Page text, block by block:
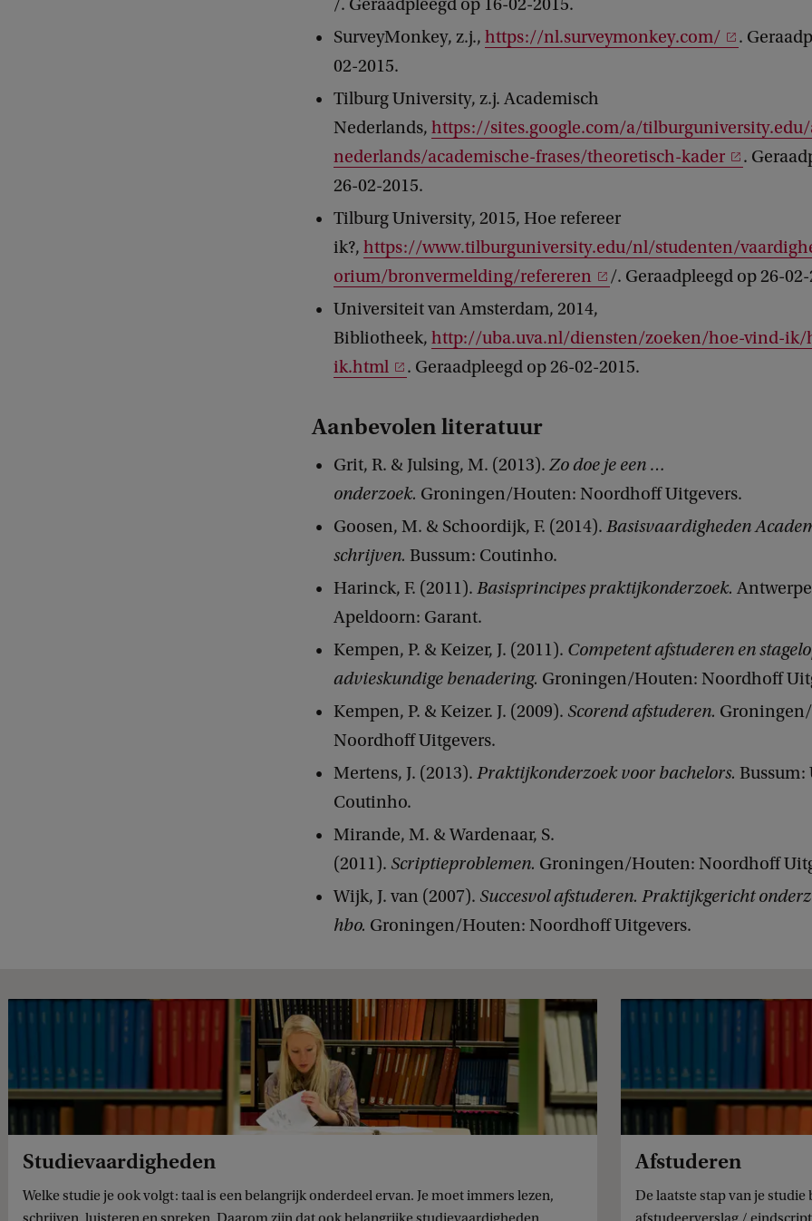
/. Geraadpleegd op 16-02-2015.
SurveyMonkey, z.j., https://nl.surveymonkey.com/
.
02-2015.
Tilburg University, z.j. Academisch
Nederlands, https://sites.google.com/a/tilburguniversity.edu/
nederlands/academische-frases/theoretisch-kader
.
26-02-2015.
Tilburg University, 2015, Hoe refereer
ik?, https://www.tilburguniversity.edu/nl/studenten/
orium/bronvermelding/refereren
/. Geraadpleegd op 26-02-
Universiteit van Amsterdam, 2014,
Bibliotheek, http://uba.uva.nl/diensten/zoeken/hoe-vind-ik/
ik.html
. Geraadpleegd op 26-02-2015.
Aanbevolen literatuur
Grit, R. & Julsing, M. (2013). Zo doe je een …
onderzoek. Groningen/Houten: Noordhoff Uitgevers.
Goosen, M. & Schoordijk, F. (2014). Basisvaardigheden
schrijven. Bussum: Coutinho.
Harinck, F. (2011). Basisprincipes praktijkonderzoek.
Apeldoorn: Garant.
Kempen, P. & Keizer, J. (2011). Competent afstuderen en
advieskundige benadering. Groningen/Houten: Noordhoff
Kempen, P. & Keizer. J. (2009). Scorend afstuderen.
Noordhoff Uitgevers.
Mertens, J. (2013). Praktijkonderzoek voor bachelors. Bussum:
Coutinho.
Mirande, M. & Wardenaar, S.
(2011). Scriptieproblemen. Groningen/Houten: Noordhoff
Wijk, J. van (2007). Succesvol afstuderen. Praktijkgericht
hbo. Groningen/Houten: Noordhoff Uitgevers.
Studievaardigheden
Welke studie je ook volgt: taal is een belangrijk onderdeel ervan. Je moet immers lezen,
Afstuderen
De laatste stap van je